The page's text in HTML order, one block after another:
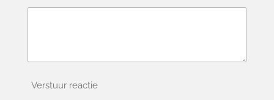
Verstuur reactie